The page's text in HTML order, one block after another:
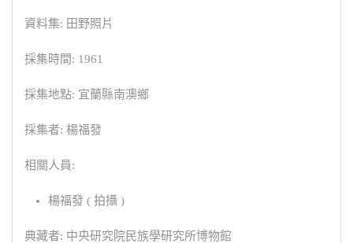
資料集: 田野照片
採集時間: 1961
採集地點: 宜蘭縣南澳鄉
採集者: 楊福發
相關人員:
楊福發 ( 拍攝 )
典藏者: 中央研究院民族學研究所博物館